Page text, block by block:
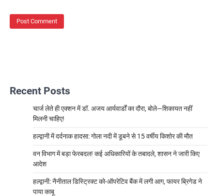
Recent Posts
चार्ज लेते ही एक्शन में डॉ. अजय आर्यवार्डों का दौरा, बोले—शिकायत नहीं
मिलनी चाहिए!
हल्द्वानी में दर्दनाक हादसा: गोला नदी में डूबने से 15 वर्षीय किशोर की मौत
वन विभाग में बड़ा फेरबदल! कई अधिकारियों के तबादले, शासन ने जारी किए
आदेश
हल्द्वानी: नैनीताल डिस्ट्रिक्ट को-ऑपरेटिव बैंक में लगी आग, फायर ब्रिगेड ने
पाया काबू